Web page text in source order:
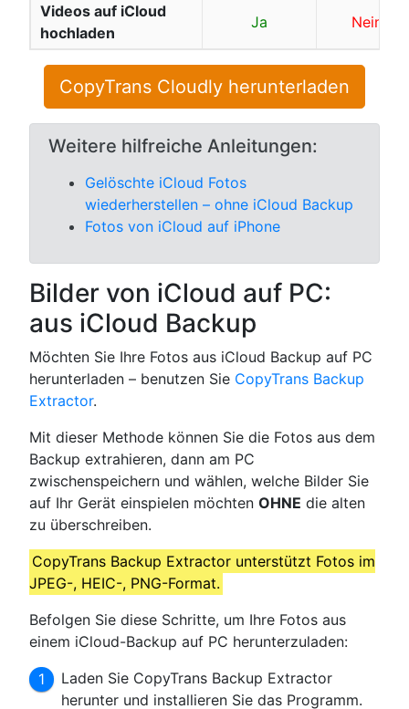
Videos auf iCloud
hochladen
Ja Nein
CopyTrans Cloudly herunterladen
Weitere hilfreiche Anleitungen:
Gelöschte iCloud Fotos
wiederherstellen – ohne iCloud Backup
Fotos von iCloud auf iPhone
Bilder von iCloud auf PC:
aus iCloud Backup
Möchten Sie Ihre Fotos aus iCloud Backup auf PC
herunterladen – benutzen Sie CopyTrans Backup
Extractor.
Mit dieser Methode können Sie die Fotos aus dem
Backup extrahieren, dann am PC
zwischenspeichern und wählen, welche Bilder Sie
auf Ihr Gerät einspielen möchten OHNE die alten
zu überschreiben.
CopyTrans Backup Extractor unterstützt Fotos im
JPEG-, HEIC-, PNG-Format.
Befolgen Sie diese Schritte, um Ihre Fotos aus
einem iCloud-Backup auf PC herunterzuladen:
Laden Sie CopyTrans Backup Extractor
herunter und installieren Sie das Programm.